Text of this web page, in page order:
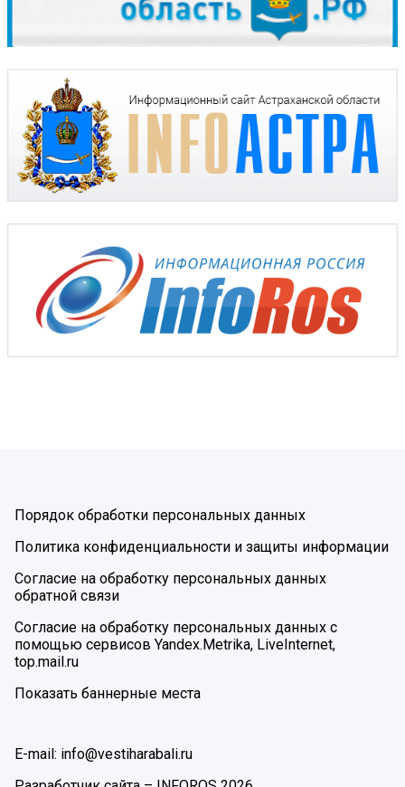
Порядок обработки персональных данных
Политика конфиденциальности и защиты информации
Согласие на обработку персональных данных
обратной связи
Согласие на обработку персональных данных с
помощью сервисов Yandex.Metrika, LiveInternet,
top.mail.ru
Показать баннерные места
E-mail: info@vestiharabali.ru